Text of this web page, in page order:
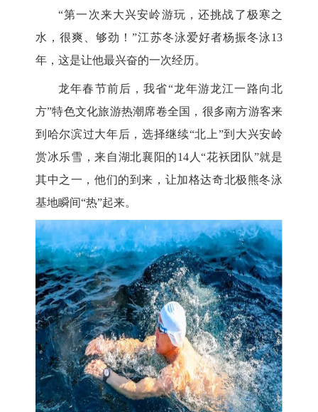
“第一次来大兴安岭游玩，还挑战了极寒之
水，很爽、够劲！”江苏冬泳爱好者杨振冬泳13
年，这是让他最兴奋的一次经历。
龙年春节前后，我省“龙年游龙江一路向北
方”特色文化旅游热潮席卷全国，很多南方游客来
到哈尔滨过大年后，选择继续“北上”到大兴安岭
赏冰乐雪，来自湖北襄阳的14人“花袄团队”就是
其中之一，他们的到来，让加格达奇北极熊冬泳
基地瞬间“热”起来。